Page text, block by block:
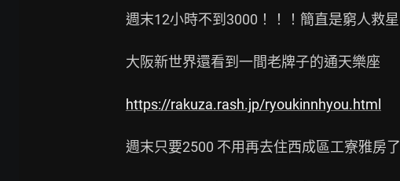
週末12小時不到3000！！！簡直是窮人救星
大阪新世界還看到一間老牌子的通天樂座
https://rakuza.rash.jp/ryoukinnhyou.html
週末只要2500 不用再去住西成區工寮雅房了